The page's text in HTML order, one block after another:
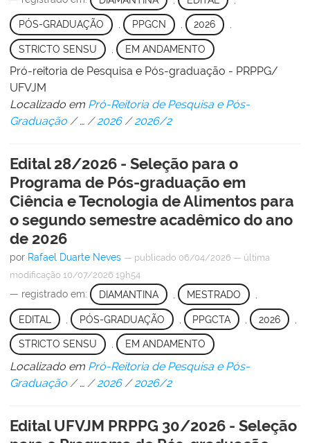
PÓS-GRADUAÇÃO , PPGCN , 2026 ,
STRICTO SENSU EM ANDAMENTO
Pró-reitoria de Pesquisa e Pós-graduação - PRPPG/
UFVJM
Localizado em Pró-Reitoria de Pesquisa e Pós-
Graduação /… /2026 /2026/2
Edital 28/2026 - Seleção para o
Programa de Pós-graduação em
Ciência e Tecnologia de Alimentos para
o segundo semestre acadêmico do ano
de 2026
por Rafael Duarte Neves — publicado 06/04/2026 — última
modificação 10/07/2026 19h54
— registrado em: DIAMANTINA MESTRADO
EDITAL PÓS-GRADUAÇÃO PPGCTA , 2026
STRICTO SENSU , EM ANDAMENTO
Localizado em Pró-Reitoria de Pesquisa e Pós-
Graduação /… /2026 /2026/2
Edital UFVJM PRPPG 30/2026 - Seleção